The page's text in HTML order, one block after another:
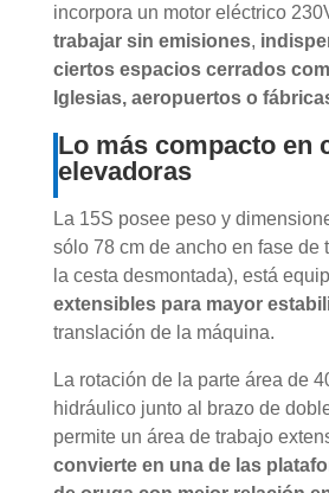
incorpora un motor eléctrico
trabajar sin emisiones,
ciertos espacios cerrados
Iglesias, aeropuertos o
Lo más compacto en
elevadoras
La 15S posee peso y
sólo 78 cm de ancho en fase de
la cesta desmontada), está
extensibles para mayor
translación de la máquina.
La rotación de la parte área de
hidráulico junto al brazo de
permite un área de trabajo
convierte en una de las